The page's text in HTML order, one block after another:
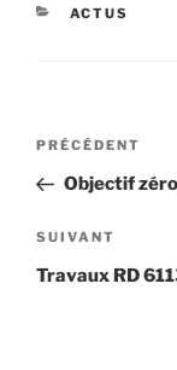
CATÉGORIES
ACTUS
Navigation
l’article
Article
précédent
PRÉCÉDENT
Objectif
Article
suivant
SUIVANT
Travaux RD